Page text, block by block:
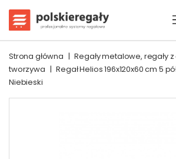
Strona główna | Regały metalowe, regały
tworzywa | Regał Helios 196x120x60 cm 5
Niebieski